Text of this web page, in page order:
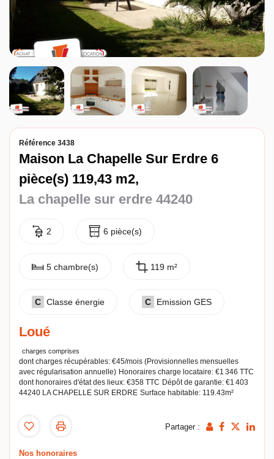
Entreprise
Nos agences
Référence 3438
Maison La Chapelle Sur Erdre 6
pièce(s) 119,43 m2,
La chapelle sur erdre 44240
2 6 pièce(s)
5 chambre(s) 119 m²
C Classe énergie C Emission GES
Loué
charges comprises
dont charges récupérables: €45/mois (Provisionnelles mensuelles
avec régularisation annuelle) Honoraires charge locataire: €1 346 TTC
dont honoraires d'état des lieux: €358 TTC Dépôt de garantie: €1 403
44240 LA CHAPELLE SUR ERDRE Surface habitable: 119.43m²
Partager :
Nos honoraires